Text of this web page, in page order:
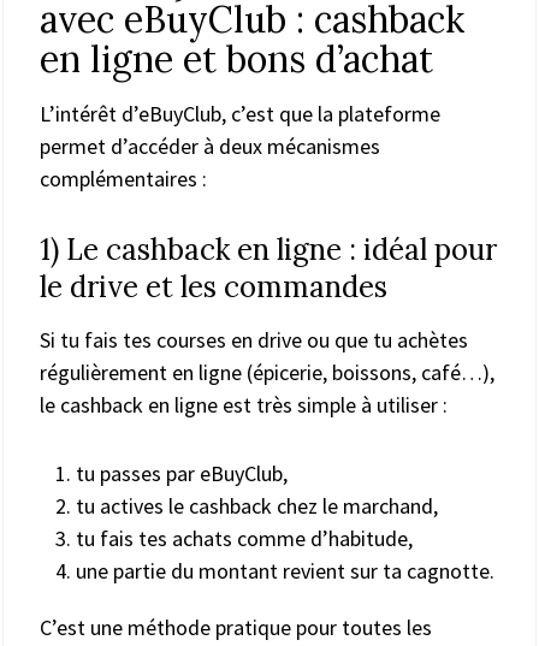
avec eBuyClub : cashback
en ligne et bons d’achat
L’intérêt d’eBuyClub, c’est que la plateforme
permet d’accéder à deux mécanismes
complémentaires :
1) Le cashback en ligne : idéal pour
le drive et les commandes
Si tu fais tes courses en drive ou que tu achètes
régulièrement en ligne (épicerie, boissons, café…),
le cashback en ligne est très simple à utiliser :
tu passes par eBuyClub,
tu actives le cashback chez le marchand,
tu fais tes achats comme d’habitude,
une partie du montant revient sur ta cagnotte.
C’est une méthode pratique pour toutes les